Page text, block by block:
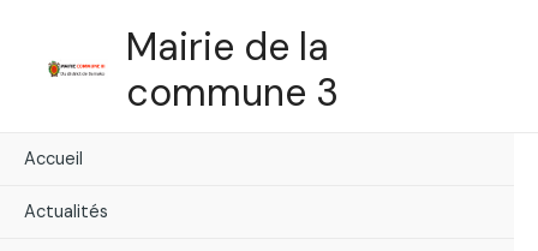
content
Mairie de la
commune 3
Accueil
Actualités